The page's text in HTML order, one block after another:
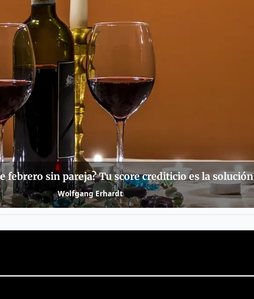
febrero sin pareja? Tu score crediticio es la solución
Wolfgang Erhardt